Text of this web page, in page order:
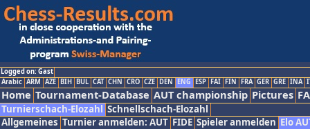
Logged on: Gast
Arabic ARM AZE BIH BUL CAT CHN CRO CZE DEN ENG ESP FAI FIN FRA GER GRE INA
Home Tournament-Database AUT championship Pictures
Turnierschach-Elozahl Schnellschach-Elozahl
Allgemeines Turnier anmelden: AUT FIDE Spieler anmelden Elo